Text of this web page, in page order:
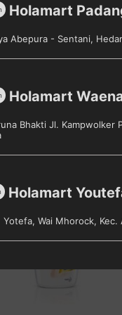
kulit
Holamart
Abepura - Sentani,
Holamart
Bhakti Jl. Kampwolker
Holamart
Yotefa, Wai Mhorock,